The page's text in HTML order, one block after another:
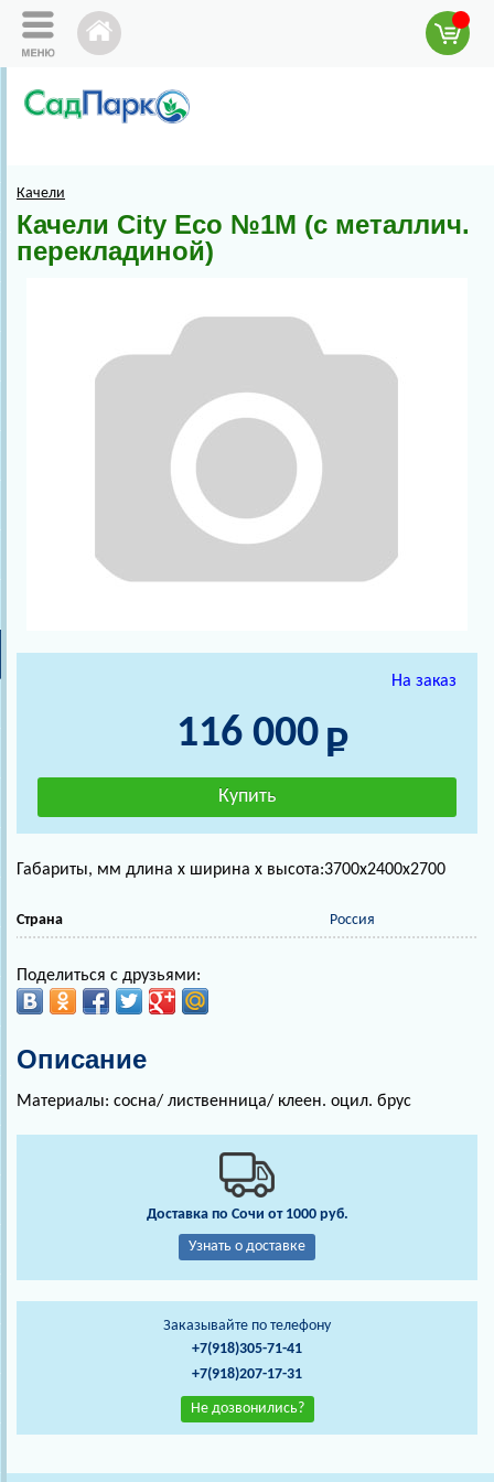
Качели
Качели City Eco №1М (с металлич.
перекладиной)
На заказ
116 000
Габариты, мм длина х ширина х высота:3700х2400х2700
Страна Россия
Поделиться с друзьями:
Описание
Материалы: сосна/ лиственница/ клеен. оцил. брус
Доставка по Сочи от 1000 руб.
Узнать о доставке
Заказывайте по телефону
+7(918)305-71-41
+7(918)207-17-31
Не дозвонились?